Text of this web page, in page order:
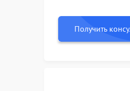
Получить